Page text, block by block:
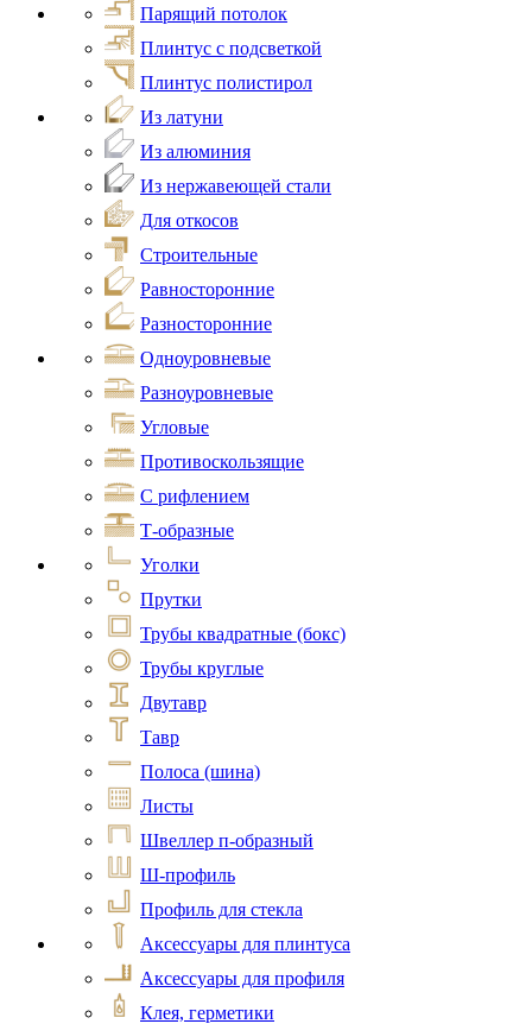
Парящий потолок
Плинтус с подсветкой
Плинтус полистирол
Из латуни
Из алюминия
Из нержавеющей стали
Для откосов
Строительные
Равносторонние
Разносторонние
Одноуровневые
Разноуровневые
Угловые
Противоскользящие
С рифлением
Т-образные
Уголки
Прутки
Трубы квадратные (бокс)
Трубы круглые
Двутавр
Тавр
Полоса (шина)
Листы
Швеллер п-образный
Ш-профиль
Профиль для стекла
Аксессуары для плинтуса
Аксессуары для профиля
Клея, герметики